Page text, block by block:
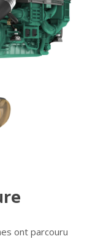
ont parcouru